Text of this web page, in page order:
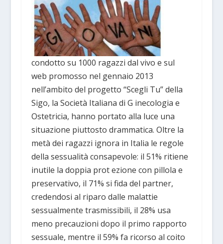
condotto su 1000 ragazzi dal vivo e sul
web promosso nel gennaio 2013
nell’ambito del progetto “Scegli Tu” della
Sigo, la Società Italiana di G inecologia e
Ostetricia, hanno portato alla luce una
situazione piuttosto drammatica. Oltre la
metà dei ragazzi ignora in Italia le regole
della sessualità consapevole: il 51% ritiene
inutile la doppia prot ezione con pillola e
preservativo, il 71% si fida del partner,
credendosi al riparo dalle malattie
sessualmente trasmissibili, il 28% usa
meno precauzioni dopo il primo rapporto
sessuale, mentre il 59% fa ricorso al coito